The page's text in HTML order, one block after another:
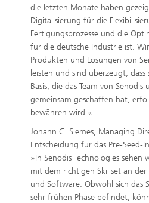
die letzten Monate haben
Digitalisierung für die
Fertigungsprozesse und die
für die deutsche Industrie ist.
Produkten und Lösungen von
leisten und sind überzeugt,
Basis, die das Team von Senodis
gemeinsam geschaffen hat,
bewähren wird.«
Johann C. Siemes, Managing
Entscheidung für das Pre-Seed-
»In Senodis Technologies sehen
mit dem richtigen Skillset an
und Software. Obwohl sich das
sehr frühen Phase befindet,